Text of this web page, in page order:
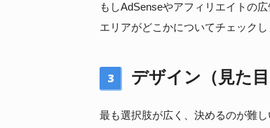
もしAdSenseやアフィリエイトの
エリアがどこかについてチェックし
3 デザイン（見た
最も選択肢が広く、決めるのが難